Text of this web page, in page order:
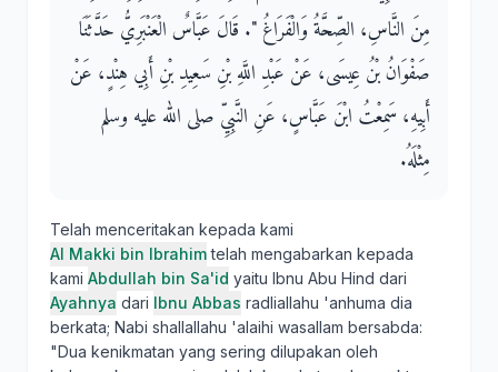
مِنَ النَّاسِ، الصِّحَّةُ وَالْفَرَاغُ ‏"‏‏.‏ قَالَ عَبَّاسٌ الْعَنْبَرِيُّ حَدَّثَنَا
صَفْوَانُ بْنُ عِيسَى، عَنْ عَبْدِ اللَّهِ بْنِ سَعِيدِ بْنِ أَبِي هِنْدٍ، عَنْ
أَبِيهِ، سَمِعْتُ ابْنَ عَبَّاسٍ، عَنِ النَّبِيِّ صلى الله عليه وسلم
مِثْلَهُ‏.‏
Telah menceritakan kepada kami
Al Makki bin Ibrahimtelah mengabarkan kepada
kami Abdullah bin Sa'id yaitu Ibnu Abu Hind dari
Ayahnya dari Ibnu Abbas radliallahu 'anhuma dia
berkata; Nabi shallallahu 'alaihi wasallam bersabda:
"Dua kenikmatan yang sering dilupakan oleh